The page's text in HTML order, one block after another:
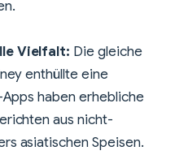
Vielfalt: Die gleiche
enthüllte eine
haben erhebliche
aus nicht-
asiatischen Speisen.